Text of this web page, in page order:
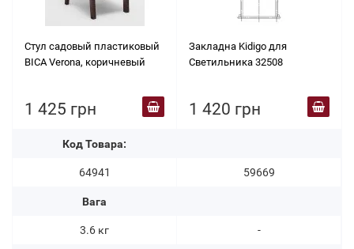
Стул садовый пластиковый
BICA Verona, коричневый
1 425 грн
Код Товара:
64941
Вага
3.6 кг
Закладна Kidigo для
Светильника 32508
1 420 грн
59669
-